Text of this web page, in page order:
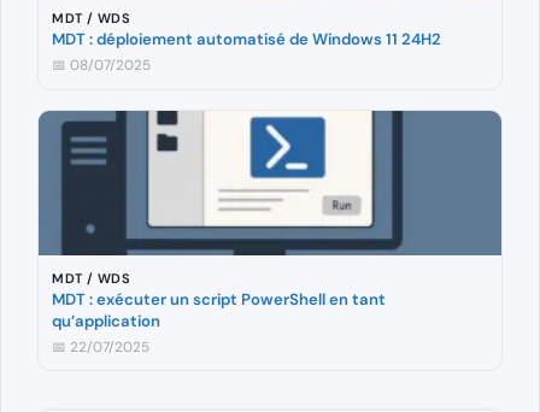
MDT / WDS
MDT : déploiement automatisé de Windows 11 24H2
📅 08/07/2025
MDT / WDS
MDT : exécuter un script PowerShell en tant
qu’application
📅 22/07/2025